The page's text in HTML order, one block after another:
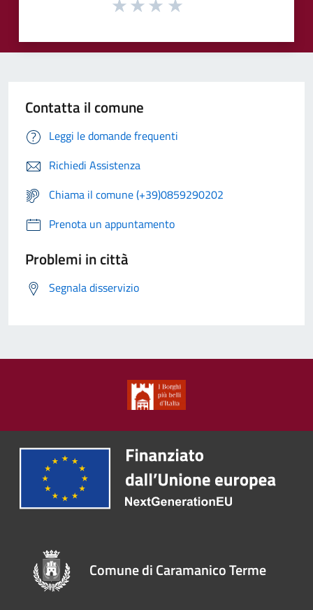
Contatta il comune
Leggi le domande frequenti
Richiedi Assistenza
Chiama il comune (+39)0859290202
Prenota un appuntamento
Problemi in città
Segnala disservizio
Comune di Caramanico Terme